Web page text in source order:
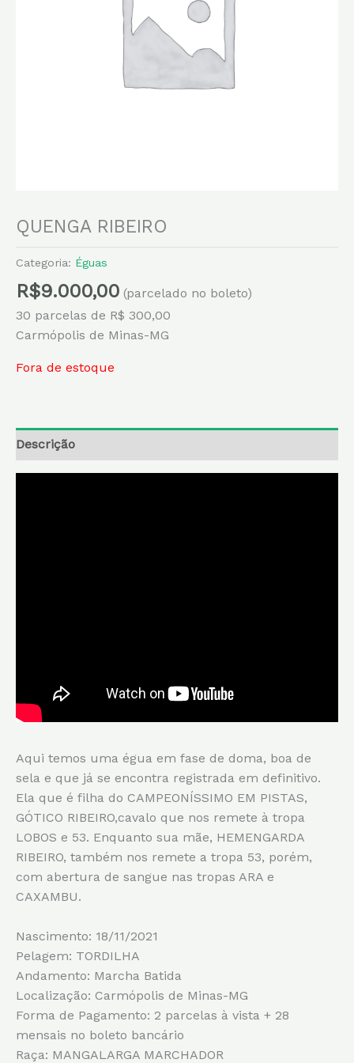
QUENGA RIBEIRO
Categoria: Éguas
R$9.000,00 (parcelado no boleto)
30 parcelas de R$ 300,00
Carmópolis de Minas-MG
Fora de estoque
Descrição
Aqui temos uma égua em fase de doma, boa de
sela e que já se encontra registrada em definitivo.
Ela que é filha do CAMPEONÍSSIMO EM PISTAS,
GÓTICO RIBEIRO,cavalo que nos remete à tropa
LOBOS e 53. Enquanto sua mãe, HEMENGARDA
RIBEIRO, também nos remete a tropa 53, porém,
com abertura de sangue nas tropas ARA e
CAXAMBU.
Nascimento: 18/11/2021
Pelagem: TORDILHA
Andamento: Marcha Batida
Localização: Carmópolis de Minas-MG
Forma de Pagamento: 2 parcelas à vista + 28
mensais no boleto bancário
Raça: MANGALARGA MARCHADOR